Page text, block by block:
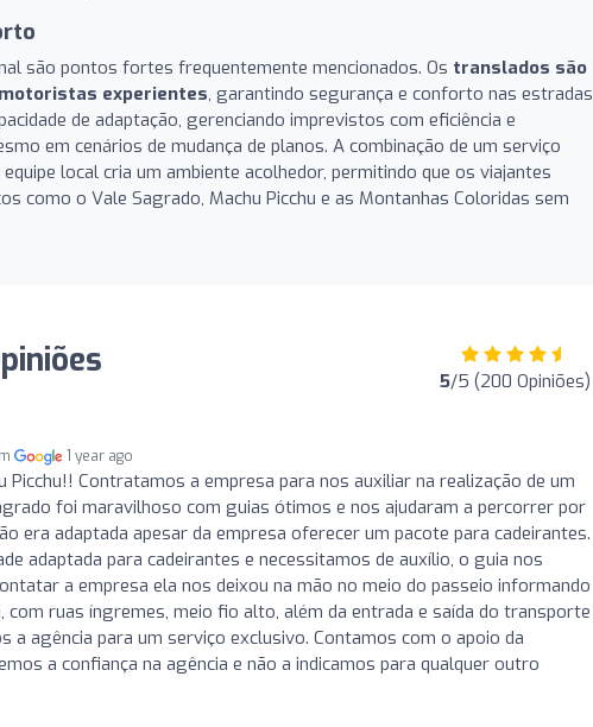
são pontos fortes frequentemente mencionados. Os translados são
experientes, garantindo segurança e conforto nas estradas
de adaptação, gerenciando imprevistos com eficiência e
em cenários de mudança de planos. A combinação de um serviço
local cria um ambiente acolhedor, permitindo que os viajantes
como o Vale Sagrado, Machu Picchu e as Montanhas Coloridas sem
5/5 (200 Opiniões)
1 year ago
Picchu!! Contratamos a empresa para nos auxiliar na realização de um
foi maravilhoso com guias ótimos e nos ajudaram a percorrer por
era adaptada apesar da empresa oferecer um pacote para cadeirantes.
adaptada para cadeirantes e necessitamos de auxílio, o guia nos
a empresa ela nos deixou na mão no meio do passeio informando
ruas íngremes, meio fio alto, além da entrada e saída do transporte
a agência para um serviço exclusivo. Contamos com o apoio da
a confiança na agência e não a indicamos para qualquer outro